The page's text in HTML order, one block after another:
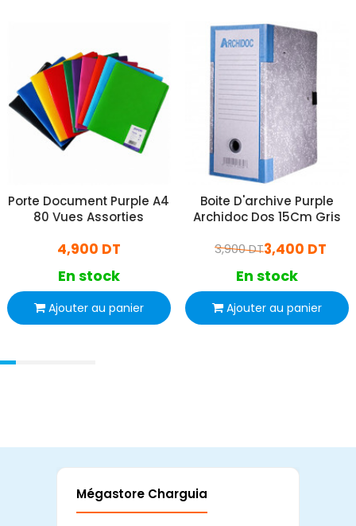
Porte Document Purple A4
80 Vues Assorties
4,900 DT
En stock
Ajouter au panier
Boite D'archive Purple
Archidoc Dos 15Cm Gris
3,400 DT
3,900 DT
En stock
Ajouter au panier
Mégastore Charguia